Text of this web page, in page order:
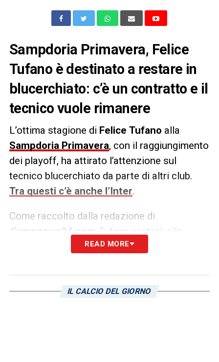
Sampdoria Primavera, Felice
Tufano è destinato a restare in
blucerchiato: c’è un contratto e il
tecnico vuole rimanere
L’ottima stagione di Felice Tufano alla
Sampdoria Primavera, con il raggiungimento
dei playoff, ha attirato l’attenzione sul
tecnico blucerchiato da parte di altri club.
Tra questi c’è anche l’Inter.
Come raccolto dalla redazione di
Sampnews24.com
, Tufano resterà alla
Sampdoria anche nella prossima stagione.
l’ottimo lavoro svolto, ma il tecnico vuole
rimanere. Nei prossimi giorni ci sarà un
READ MORE
IL CALCIO DEL GIORNO